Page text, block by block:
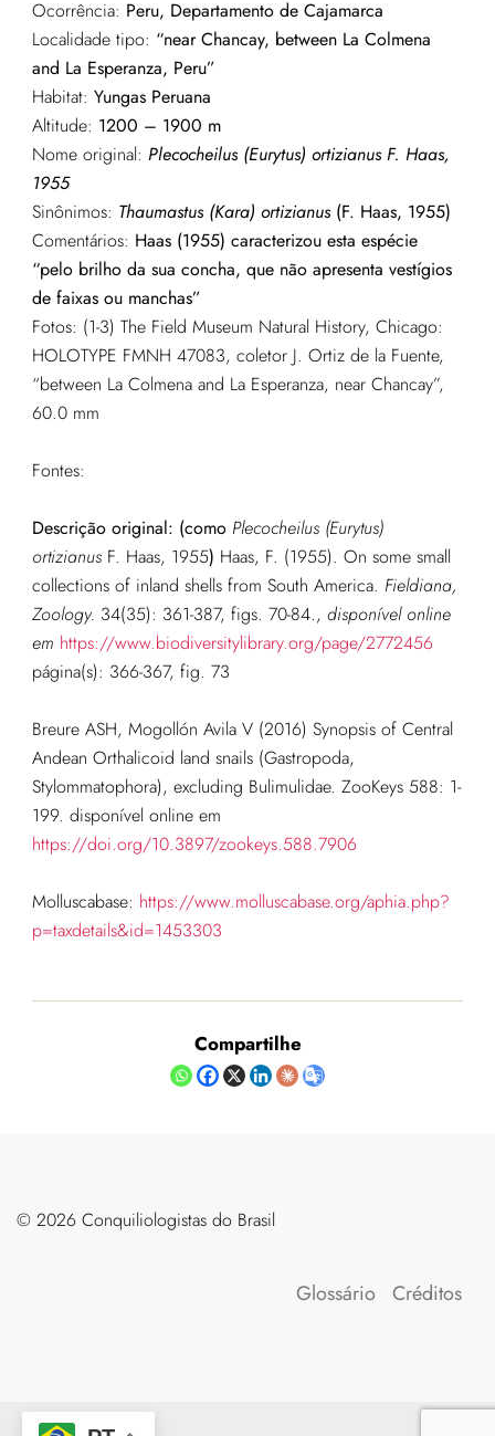
Ocorrência: Peru, Departamento de Cajamarca
Localidade tipo: “near Chancay, between La Colmena
and La Esperanza, Peru”
Habitat: Yungas Peruana
Altitude: 1200 – 1900 m
Nome original: Plecocheilus (Eurytus) ortizianusF. Haas,
1955
Sinônimos: Thaumastus (Kara) ortizianus(F. Haas, 1955)
Comentários: Haas (1955) caracterizou esta espécie
“pelo brilho da sua concha, que não apresenta vestígios
de faixas ou manchas”
Fotos: (1-3) The Field Museum Natural History, Chicago:
HOLOTYPE FMNH 47083, coletor J. Ortiz de la Fuente,
“between La Colmena and La Esperanza, near Chancay”,
60.0 mm
Fontes:
Descrição original: (como Plecocheilus (Eurytus)
ortizianusF. Haas, 1955) Haas, F. (1955). On some small
collections of inland shells from South America. Fieldiana,
Zoology. 34(35): 361-387, figs. 70-84., disponível online
em https://www.biodiversitylibrary.org/page/2772456
página(s): 366-367, fig. 73
Breure ASH, Mogollón Avila V (2016) Synopsis of Central
Andean Orthalicoid land snails (Gastropoda,
Stylommatophora), excluding Bulimulidae. ZooKeys 588: 1-
199. disponível online em
https://doi.org/10.3897/zookeys.588.7906
Molluscabase: https://www.molluscabase.org/aphia.php?
p=taxdetails&id=1453303
Compartilhe
©️ 2026 Conquiliologistas do Brasil
Glossário Créditos